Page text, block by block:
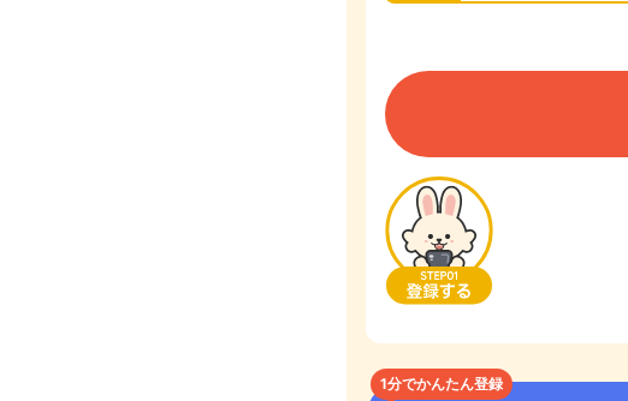
1分でかんたん登録